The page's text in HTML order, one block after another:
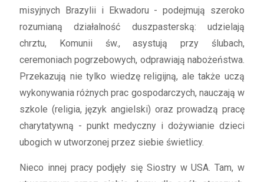
misyjnych Brazylii i Ekwadoru - podejmują szeroko
rozumianą działalność duszpasterską: udzielają
chrztu, Komunii św., asystują przy ślubach,
ceremoniach pogrzebowych, odprawiają nabożeństwa.
Przekazują nie tylko wiedzę religijną, ale także uczą
wykonywania różnych prac gospodarczych, nauczają w
szkole (religia, język angielski) oraz prowadzą pracę
charytatywną - punkt medyczny i dożywianie dzieci
ubogich w utworzonej przez siebie świetlicy.
Nieco innej pracy podjęły się Siostry w USA. Tam, w